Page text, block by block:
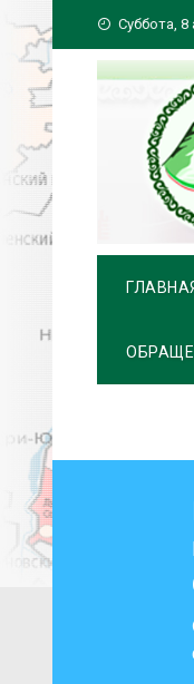
к
содержимому
Суббота, 8